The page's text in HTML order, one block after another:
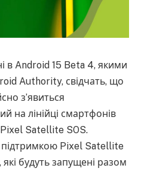
в Android 15 Beta 4, якими
Authority, свідчать, що
з’явиться
на лінійці смартфонів
Satellite SOS.
Pixel Satellite
будуть запущені разом